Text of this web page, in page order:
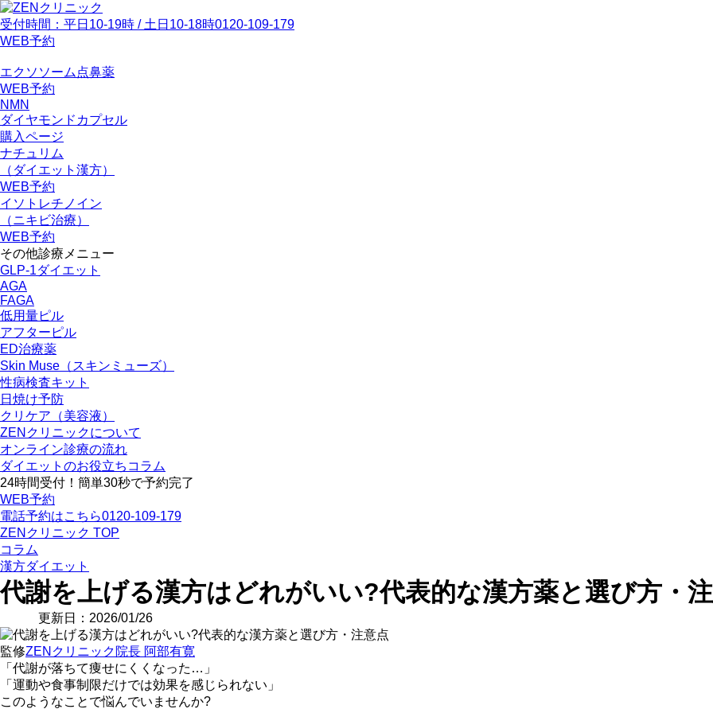
受付時間：平日10-19時 / 土日10-18時0120-109-179
WEB予約
エクソソーム点鼻薬
WEB予約
NMN
ダイヤモンドカプセル
購入ページ
ナチュリム
（ダイエット漢方）
WEB予約
イソトレチノイン
（ニキビ治療）
WEB予約
その他診療メニュー
GLP-1ダイエット
AGA
FAGA
低用量ピル
アフターピル
ED治療薬
Skin Muse（スキンミューズ）
性病検査キット
日焼け予防
クリケア（美容液）
ZENクリニックについて
オンライン診療の流れ
ダイエットのお役立ちコラム
24時間受付！簡単30秒で予約完了
WEB予約
電話予約はこちら0120-109-179
ZENクリニック TOP
コラム
漢方ダイエット
代謝を上げる漢方はどれがいい?代表的な漢方薬と選び方・
更新日：2026/01/26
監修ZENクリニック院長 阿部有寛
「代謝が落ちて痩せにくくなった…」
「運動や食事制限だけでは効果を感じられない」
このようなことで悩んでいませんか?